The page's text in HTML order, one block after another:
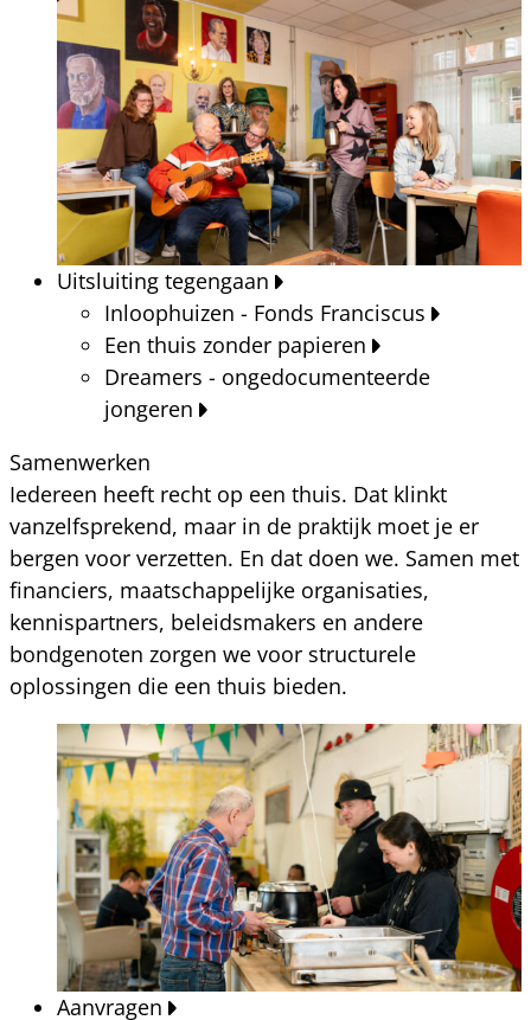
Uitsluiting tegengaan
Inloophuizen - Fonds Franciscus
Een thuis zonder papieren
Dreamers - ongedocumenteerde
jongeren
Samenwerken
Iedereen heeft recht op een thuis. Dat klinkt
vanzelfsprekend, maar in de praktijk moet je er
bergen voor verzetten. En dat doen we. Samen met
financiers, maatschappelijke organisaties,
kennispartners, beleidsmakers en andere
bondgenoten zorgen we voor structurele
oplossingen die een thuis bieden.
Aanvragen